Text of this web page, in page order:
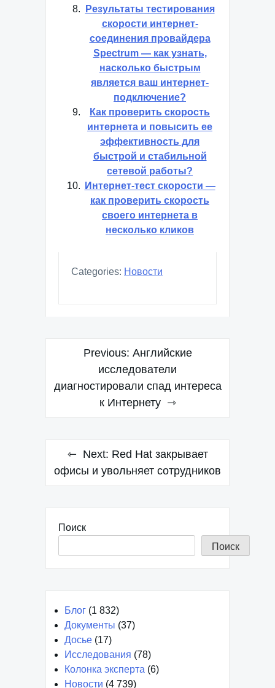
Результаты тестирования
скорости интернет-
соединения провайдера
Spectrum — как узнать,
насколько быстрым
является ваш интернет-
подключение?
Как проверить скорость
интернета и повысить ее
эффективность для
быстрой и стабильной
сетевой работы?
Интернет-тест скорости —
как проверить скорость
своего интернета в
несколько кликов
Categories: Новости
Навигация
записям
Previous: Английские
исследователи
диагностировали спад интереса
к Интернету
Next: Red Hat закрывает
офисы и увольняет сотрудников
Поиск
Поиск
Блог (1 832)
Документы (37)
Досье (17)
Исследования (78)
Колонка эксперта (6)
Новости (4 739)